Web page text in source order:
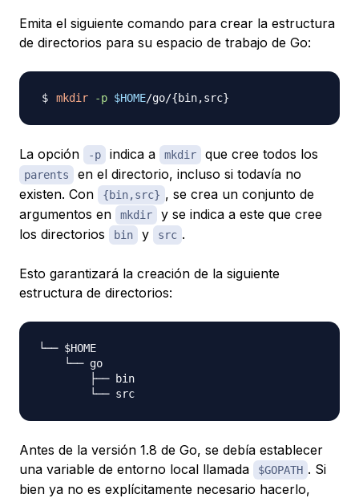
Emita el siguiente comando para crear la estructura
de directorios para su espacio de trabajo de Go:
mkdir -p $HOME/go/{bin,src}
La opción -p indica a mkdir que cree todos los
parents
en el directorio, incluso si todavía no
existen. Con
{bin,src} , se crea un conjunto de
argumentos en
mkdir
y se indica a este que cree
los directorios
bin y src .
Esto garantizará la creación de la siguiente
estructura de directorios:
└── $HOME
    └── go
        ├── bin
Antes de la versión 1.8 de Go, se debía establecer
una variable de entorno local llamada
$GOPATH . Si
bien ya no es explícitamente necesario hacerlo,